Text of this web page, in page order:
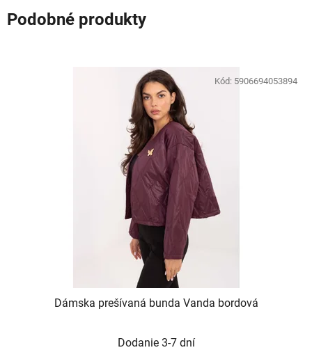
Podobné produkty
Dámska prešívaná bunda Vanda bordová
Dodanie 3-7 dní
Kód: 5906694053894